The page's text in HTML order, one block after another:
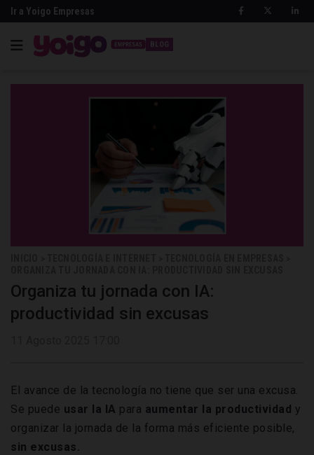
Ir a Yoigo Empresas
BLOG
Organiza tu jornada con IA:
productividad sin excusas
El avance de la tecnología no tiene que ser una excusa.
Se puede usar la IA para aumentar la productividad y
organizar la jornada de la forma más eficiente posible,
sin excusas.